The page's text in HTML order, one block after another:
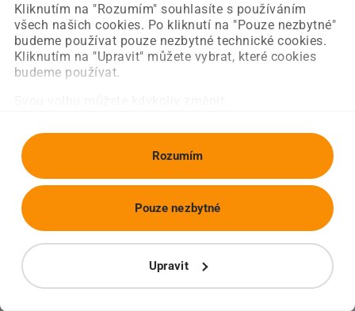
Kliknutím na "Rozumím" souhlasíte s používáním
všech našich cookies. Po kliknutí na "Pouze nezbytné"
budeme používat pouze nezbytné technické cookies.
Kliknutím na "Upravit" můžete vybrat, které cookies
budeme používat.
Rozumím
Upravit
Pouze nezbytné
Obnovit stránku Úvodní strana